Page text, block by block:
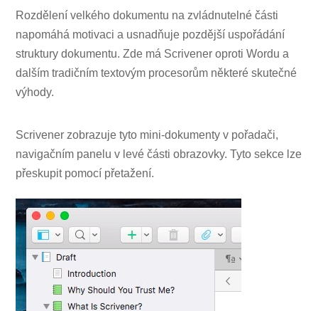
Rozdělení velkého dokumentu na zvládnutelné části
napomáhá motivaci a usnadňuje pozdější uspořádání
struktury dokumentu. Zde má Scrivener oproti Wordu a
dalším tradičním textovým procesorům některé skutečné
výhody.
Scrivener zobrazuje tyto mini-dokumenty v pořadači,
navigačním panelu v levé části obrazovky. Tyto sekce lze
přeskupit pomocí přetažení.